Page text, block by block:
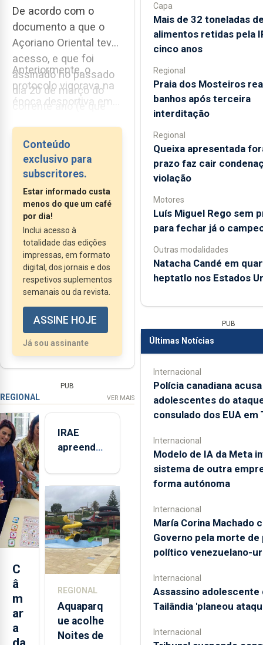
De acordo com o
documento a que o
Açoriano Oriental teve
acesso, e que foi
assinado no passado
dia 20 de março do
corrente ano (e que
do dia 1 de julho de
2024), as únicas
alterações dizem
respeito às áreas que
ficam sob a
responsabilidade da
SAD “encarnada” e a
duração do mesmo.
Anteriormente, o
protocolo vigorava na
época desportiva em
Conteúdo
exclusivo para
subscritores.
Estar informado custa
menos do que um café
por dia!
Inclui acesso à
totalidade das edições
impressas, em formato
digital, dos jornais e dos
respetivos suplementos
semanais ou da revista.
ASSINE HOJE
Já sou assinante
PUB
REGIONAL VER MAIS
C
â
m
ar
a
IRAE
apreendeu
toneladas
de
alimentos
entre
2021 e
2025 nos
Açores
REGIONAL
Aquaparq
ue acolhe
Noites de
Capa
Mais de 32 toneladas
alimentos retidas pela
cinco anos
Regional
Praia dos Mosteiros
banhos após terceira
interditação
Regional
Queixa apresentada
prazo faz cair
violação
Motores
Luís Miguel Rego sem
para fechar já o
Outras modalidades
Natacha Candé em
heptatlo nos Estados
PUB
Últimas Notícias
Internacional
Polícia canadiana
adolescentes do
consulado dos EUA em
Internacional
Modelo de IA da Meta
sistema de outra
forma autónoma
Internacional
María Corina Machado
Governo pela morte de
político venezuelano-
Internacional
Assassino adolescente
Tailândia 'planeou
Internacional